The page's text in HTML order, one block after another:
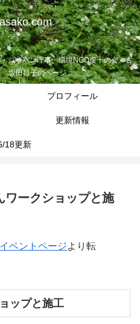
ジャパン理事、環境NGO虔十の会、古
坂田昌子のページ
プロフィール
更新情報
18更新
ワークショップと施
ベントページより転
ップと施工